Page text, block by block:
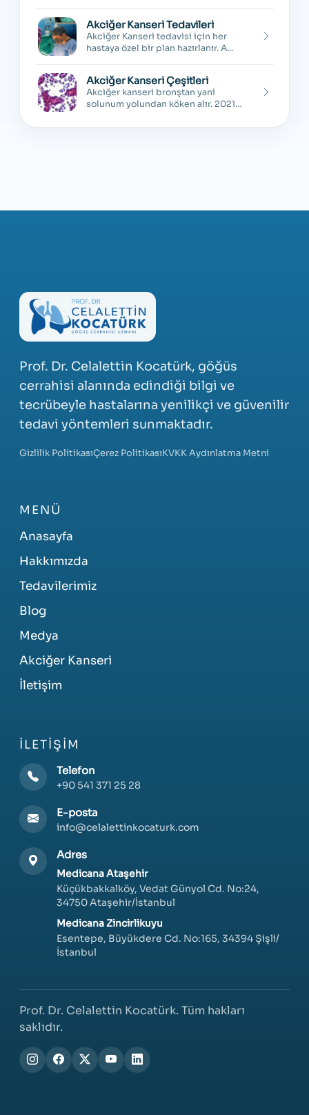
Akciğer Kanseri Tedavileri
Akciğer Kanseri tedavisi için her
hastaya özel bir plan hazırlanır. A...
Akciğer Kanseri Çeşitleri
Akciğer kanseri bronştan yani
solunum yolundan köken alır. 2021
Prof. Dr. Celalettin Kocatürk, göğüs
cerrahisi alanında edindiği bilgi ve
tecrübeyle hastalarına yenilikçi ve güvenilir
tedavi yöntemleri sunmaktadır.
Gizlilik PolitikasıÇerez PolitikasıKVKK Aydınlatma Metni
MENÜ
Anasayfa
Hakkımızda
Tedavilerimiz
Blog
Medya
Akciğer Kanseri
İletişim
İLETIŞIM
Telefon
+90 541 371 25 28
E-posta
info@celalettinkocaturk.com
Adres
Medicana Ataşehir
Küçükbakkalköy, Vedat Günyol Cd. No:24,
34750 Ataşehir/İstanbul
Medicana Zincirlikuyu
Esentepe, Büyükdere Cd. No:165, 34394 Şişli/
İstanbul
Prof. Dr. Celalettin Kocatürk. Tüm hakları
saklıdır.